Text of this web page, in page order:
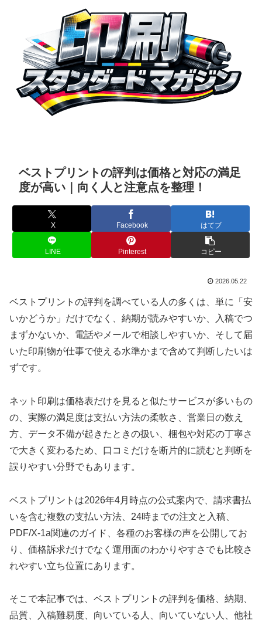
ベストプリントの評判は価格と対応の満足
度が高い｜向く人と注意点を整理！
X Facebook はてブ
LINE Pinterest コピー
2026.05.22
ベストプリントの評判を調べている人の多くは、単に「安
いかどうか」だけでなく、納期が読みやすいか、入稿でつ
まずかないか、電話やメールで相談しやすいか、そして届
いた印刷物が仕事で使える水準かまで含めて判断したいは
ずです。
ネット印刷は価格表だけを見ると似たサービスが多いもの
の、実際の満足度は支払い方法の柔軟さ、営業日の数え
方、データ不備が起きたときの扱い、梱包や対応の丁寧さ
で大きく変わるため、口コミだけを断片的に読むと判断を
誤りやすい分野でもあります。
ベストプリントは2026年4月時点の公式案内で、請求書払
いを含む複数の支払い方法、24時までの注文と入稿、
PDF/X-1a関連のガイド、各種のお客様の声を公開してお
り、価格訴求だけでなく運用面のわかりやすさでも比較さ
れやすい立ち位置にあります。
そこで本記事では、ベストプリントの評判を価格、納期、
品質、入稿難易度、向いている人、向いていない人、他社